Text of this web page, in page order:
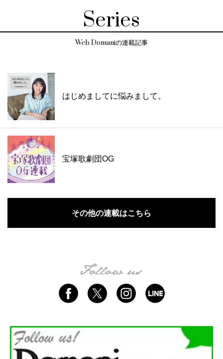
Series
Web Domaniの連載記事
はじめましてに悩みまして。
宝塚歌劇団OG
その他の連載はこちら